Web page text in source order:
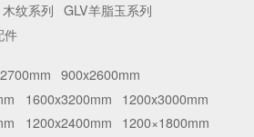
木纹系列
GLV羊脂玉系列
件
900x2600mm
1600x3200mm
1200x3000mm
1200x2400mm
1200×1800mm